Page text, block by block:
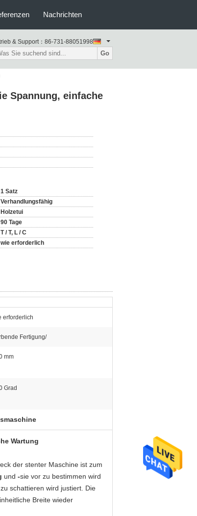
Nachrichten
& Support： 86-731-88051998
Go
Spannung, einfache
1 Satz
Verhandlungsfähig
Holzetui
90 Tage
T / T, L / C
wie erforderlich
erforderlich
Fertigung/
mm
Grad
Wartung
der stenter Maschine ist zum
und -sie vor zu bestimmen wird
schattieren wird justiert. Die
Breite wieder